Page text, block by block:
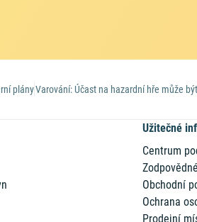
50 Kč
plányVarování: Účast na hazardní hře může
Užitečné
Centrum
Obchodní
Ochrana
Prodejní